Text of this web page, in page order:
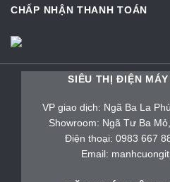
CHẤP NHẬN THANH TOÁN
SIÊU THỊ ĐIỆN
VP giao dịch: Ngã Ba La
Showroom: Ngã Tư Ba
Điện thoại: 0983 667
Email: